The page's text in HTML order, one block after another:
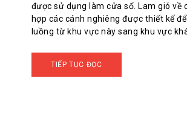
được sử dụng làm cửa sổ. Lam gió về
hợp các cánh nghiêng được thiết kế
luồng từ khu vực này sang khu vực
TIẾP TỤC ĐỌC